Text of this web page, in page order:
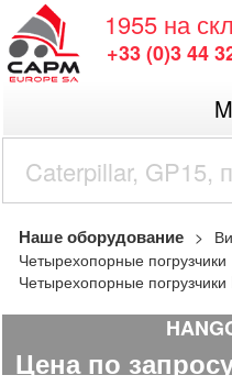
1955 на
+33 (0)3 44
Наше оборудование
Четырехопорные погрузчики
Четырехопорные
Цена по